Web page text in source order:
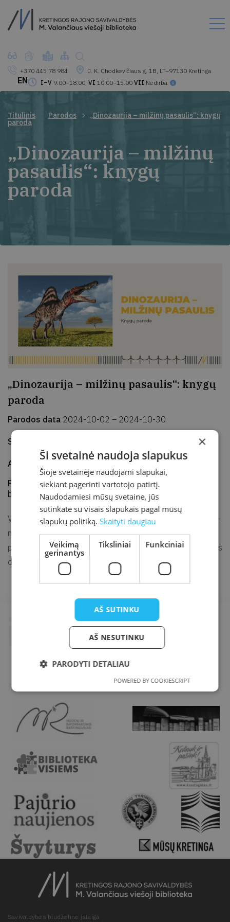
+370 445 78 984
J. K. Chodkevičiaus g. 1B, LT–97130 Kretinga
I–V 9.00–18.00, VI 10.00–15.00 VII Nedirba
EN
Titulinis Parodos „Dinozaurija – milžinų pasaulis“: knygų
paroda
„Dinozaurija – milžinų
pasaulis“: knygų
paroda
„Dinozaurija – milžinų pasaulis“: knygų
paroda
Parodos data 2024-10-02 – 2024-10-30
Sukurta
Adresas
J. K. Chodkevičiaus 1B, Kretinga
Parodos vietaKretingos r. sav. M. Valančiaus viešoji
biblioteka, Vaikų literatūros centras
Vaikų literatūros centre veikianti knygų paroda „Dinozaurija –
milžinų pasaulis“ kviečia pakeliauti po sensacingą
priešistorinių laikų gigantų pasaulį ir susipažinti su milžiniškais
dinozaurais.
Savivaldybės biudžetinė įstaiga
×
Ši svetainė naudoja slapukus
Šioje svetainėje naudojami slapukai,
siekiant pagerinti vartotojo patirtį.
Naudodamiesi mūsų svetaine, jūs
sutinkate su visais slapukais pagal mūsų
slapukų politiką.Skaityti daugiau
Veikimą
gerinantys
Tiksliniai Funkciniai
AŠ SUTINKU
AŠ NESUTINKU
PARODYTI DETALIAU
POWERED BY COOKIESCRIPT